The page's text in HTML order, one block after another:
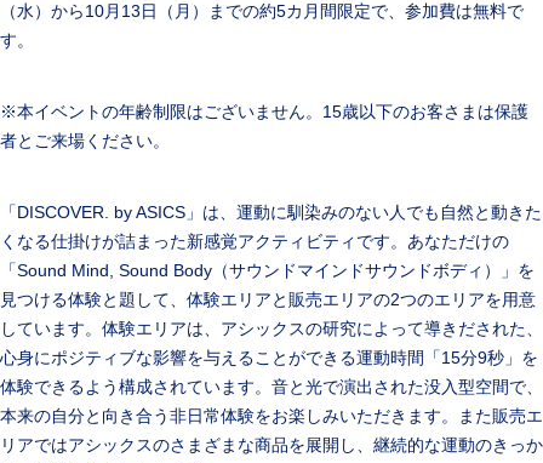
（水）から10月13日（月）までの約5カ月間限定で、参加費は無料で
す。
※本イベントの年齢制限はございません。15歳以下のお客さまは保護
者とご来場ください。
「DISCOVER. by ASICS」は、運動に馴染みのない人でも自然と動きた
くなる仕掛けが詰まった新感覚アクティビティです。あなただけの
「Sound Mind, Sound Body（サウンドマインドサウンドボディ）」を
見つける体験と題して、体験エリアと販売エリアの2つのエリアを用意
しています。体験エリアは、アシックスの研究によって導きだされた、
心身にポジティブな影響を与えることができる運動時間「15分9秒」を
体験できるよう構成されています。音と光で演出された没入型空間で、
本来の自分と向き合う非日常体験をお楽しみいただきます。また販売エ
リアではアシックスのさまざまな商品を展開し、継続的な運動のきっか